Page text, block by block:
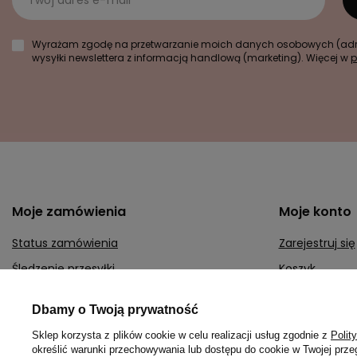
Wyrażam zgodę na przetwarzanie moich danych osobowych
wysyłki newslettera z informacją handlową (marketing). Więcej w
Moje zamówienia
Status zamówienia
Śledzenie przesyłki
Chcę zwrócić produkt
Chcę wymienić towar
Moje konto
Zarejestruj się
Koszyk
Historia
Dbamy o Twoją prywatność
Sklep korzysta z plików cookie w celu realizacji usług zgodnie z
określić warunki przechowywania lub dostępu do cookie w Twojej